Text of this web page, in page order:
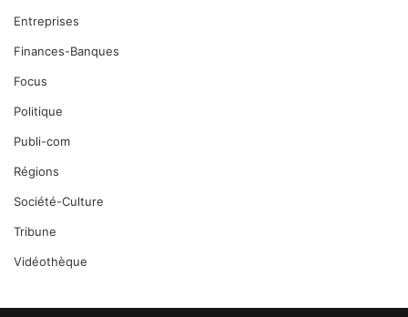
Entreprises
Finances-Banques
Focus
Politique
Publi-com
Régions
Société-Culture
Tribune
Vidéothèque